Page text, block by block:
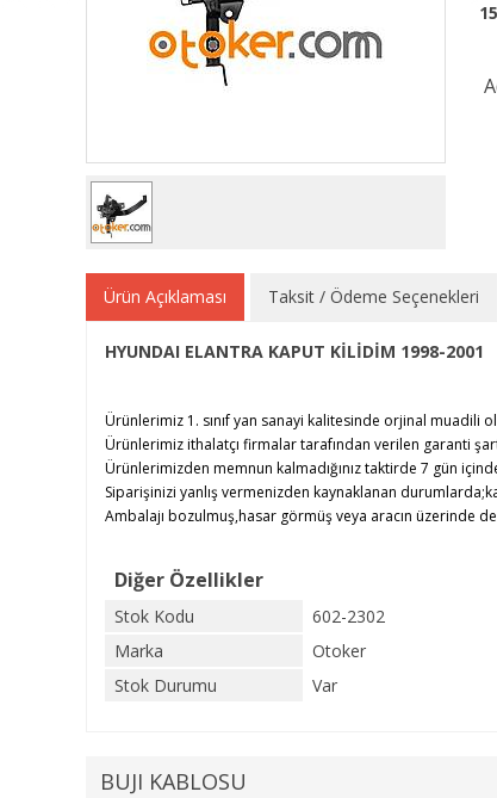
Ürün Açıklaması Taksit / Ödeme Seçenekleri
HYUNDAI ELANTRA KAPUT KİLİDİM 1998-2001
Ürünlerimiz 1. sınıf yan sanayi kalitesinde orjinal
Ürünlerimiz ithalatçı firmalar tarafından verilen garanti
Ürünlerimizden memnun kalmadığınız taktirde 7 gün
Siparişinizi yanlış vermenizden kaynaklanan
Ambalajı bozulmuş,hasar görmüş veya aracın üzerinde
Diğer Özellikler
Stok Kodu
602-2302
Marka
Otoker
Stok Durumu
Var
BUJI KABLOSU